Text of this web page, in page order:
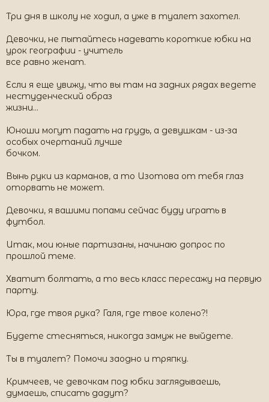
Три дня в школу не ходил, а уже в туалет захотел.
Девочки, не пытайтесь надевать короткие юбки на
урок географии - учитель
все равно женат.
Если я еще увижу, что вы там на задних рядах ведете
нестуденческий образ
жизни...
Юноши могут падать на грудь, а девушкам - из-за
особых очертаний лучше
бочком.
Вынь руки из карманов, а то Изотова от тебя глаз
оторвать не может.
Девочки, я вашими попами сейчас буду играть в
футбол.
Итак, мои юные партизаны, начинаю допрос по
прошлой теме.
Хватит болтать, а то весь класс пересажу на первую
парту.
Юра, где твоя рука? Галя, где твое колено?!
Будете стесняться, никогда замуж не выйдете.
Ты в туалет? Помочи заодно и тряпку.
Кримчеев, че девочкам под юбки заглядываешь,
думаешь, списать дадут?